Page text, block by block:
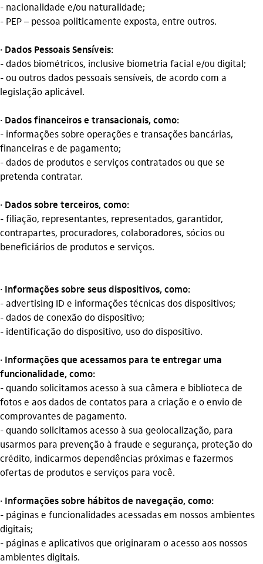
- nacionalidade e/ou naturalidade;
- PEP – pessoa politicamente exposta, entre outros.
· Dados Pessoais Sensíveis:
- dados biométricos, inclusive biometria facial e/ou digital;
- ou outros dados pessoais sensíveis, de acordo com a
legislação aplicável.
· Dados financeiros e transacionais, como:
- informações sobre operações e transações bancárias,
financeiras e de pagamento;
- dados de produtos e serviços contratados ou que se
pretenda contratar.
· Dados sobre terceiros, como:
- filiação, representantes, representados, garantidor,
contrapartes, procuradores, colaboradores, sócios ou
beneficiários de produtos e serviços.
· Informações sobre seus dispositivos, como:
- advertising ID e informações técnicas dos dispositivos;
- dados de conexão do dispositivo;
- identificação do dispositivo, uso do dispositivo.
· Informações que acessamos para te entregar uma
funcionalidade, como:
- quando solicitamos acesso à sua câmera e biblioteca de
fotos e aos dados de contatos para a criação e o envio de
comprovantes de pagamento.
- quando solicitamos acesso à sua geolocalização, para
usarmos para prevenção à fraude e segurança, proteção do
crédito, indicarmos dependências próximas e fazermos
ofertas de produtos e serviços para você.
· Informações sobre hábitos de navegação, como:
- páginas e funcionalidades acessadas em nossos ambientes
digitais;
- páginas e aplicativos que originaram o acesso aos nossos
ambientes digitais.